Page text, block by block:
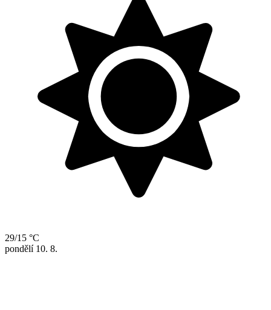
29/15 °C
pondělí 10. 8.